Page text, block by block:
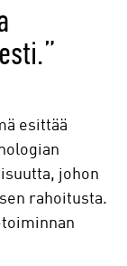
esittää
johon
rahoitusta.